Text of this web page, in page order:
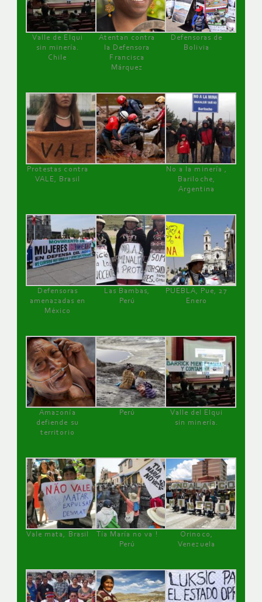
Valle de Elqui
sin minería.
Chile
Atentan contra
la Defensora
Francisca
Márquez
Defensoras de
Bolivia
Protestas contra
VALE, Brasil
No a la minería ,
Bariloche,
Argentina
Defensoras
amenazadas en
México
Las Bambas,
Perú
PUEBLA, Pue, 27
Enero
Amazonía
defiende su
territorio
Perú
Valle del Elqui
sin minería.
Vale mata, Brasil
Tía María no va !
Perú
Orinoco,
Venezuela